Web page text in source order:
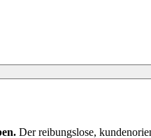
Der reibungslose,